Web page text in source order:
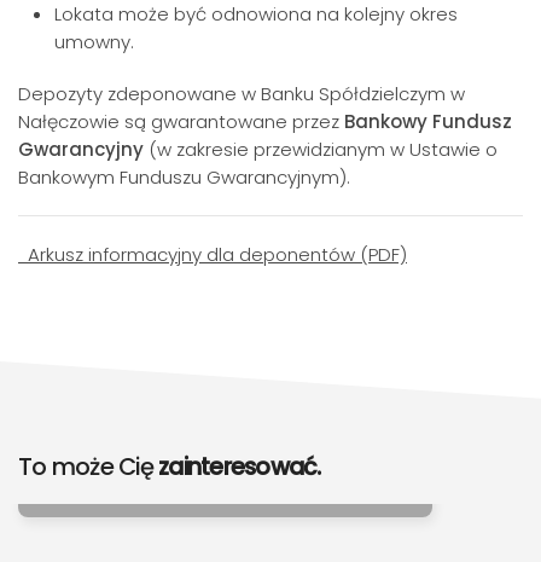
Lokata może być odnowiona na kolejny okres
umowny.
Depozyty zdeponowane w Banku Spółdzielczym w
Nałęczowie są gwarantowane przez Bankowy Fundusz
Gwarancyjny (w zakresie przewidzianym w Ustawie o
Bankowym Funduszu Gwarancyjnym).
Arkusz informacyjny dla deponentów (PDF)
To może Cięzainteresować.
IKE